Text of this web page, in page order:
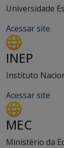
Universidade
Acessar site
INEP
Instituto
Acessar site
MEC
Ministério da